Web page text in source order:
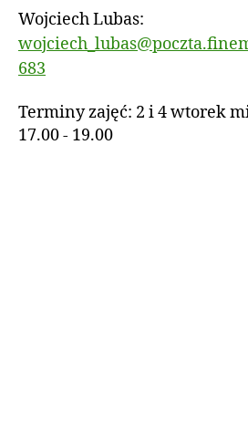
Wojciech Lubas:
683
Terminy zajęć: 2 i 4 wtorek
17.00 - 19.00